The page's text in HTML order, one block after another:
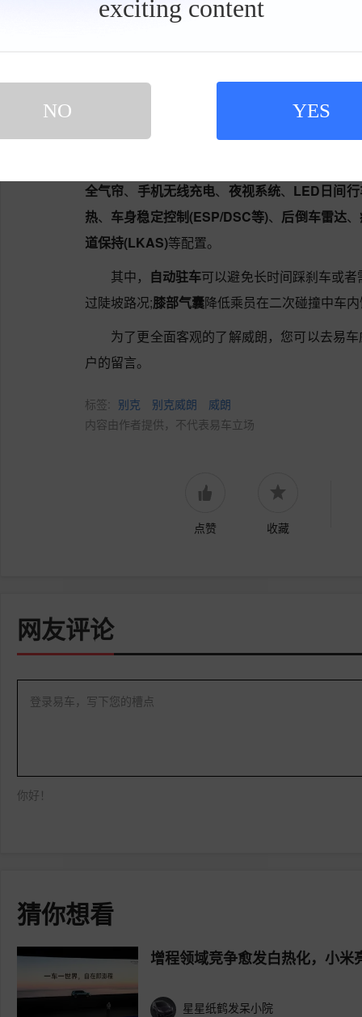
exciting content
NO YES
威朗搭载了一台1.5发动机，最大输出功
为7.7S，在12-18万紧凑型车车型中排在24位。
威朗的主/被动安全配置很齐全，包括了
缓降、上坡辅助 膝部气囊、HUD抬头显示、
全气帘、 手机无线充电、 夜视系统、 LED日间
热、 车身稳定控制(ESP/DSC等)、 后倒车雷达、
道保持(LKAS)等配置。
其中， 自动驻车可以避免长时间踩刹车或
过陡坡路况;膝部气囊降低乘员在二次碰撞中车
为了更全面客观的了解威朗，您可以去易
户的留言。
标签: 别克 别克威朗
威朗
内容由作者提供，不代表易车立场
点赞 收藏
网友评论
登录易车，写下您的槽点
你好！
猜你想看
增程领域竞争愈发白热化，小
星星纸鹤发呆小院